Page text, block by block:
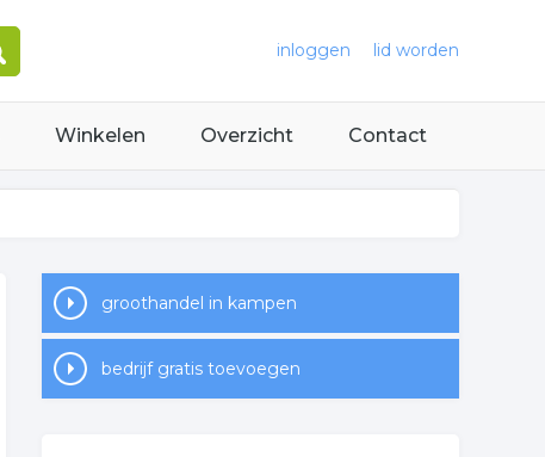
inloggen lid worden
Winkelen Overzicht Contact
groothandel in kampen
bedrijf gratis toevoegen